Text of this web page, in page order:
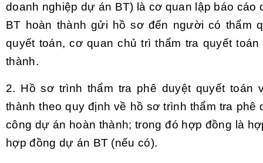
doanh nghiệp dự án BT) là cơ quan lập báo cáo
BT hoàn thành gửi hồ sơ đến người có thẩm
quyết toán, cơ quan chủ trì thẩm tra quyết
thành.
2. Hồ sơ trình thẩm tra phê duyệt quyết toán
thành theo quy định về hồ sơ trình thẩm tra phê
công dự án hoàn thành; trong đó hợp đồng là
hợp đồng dự án BT (nếu có).